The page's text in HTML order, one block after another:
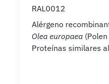
RAL0012
Alérgeno
Olea europaea
Proteínas similares